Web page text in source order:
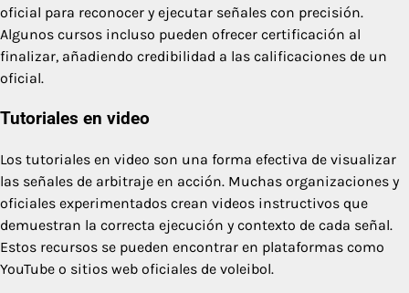
oficial para reconocer y ejecutar señales con precisión.
Algunos cursos incluso pueden ofrecer certificación al
finalizar, añadiendo credibilidad a las calificaciones de un
oficial.
Tutoriales en video
Los tutoriales en video son una forma efectiva de visualizar
las señales de arbitraje en acción. Muchas organizaciones y
oficiales experimentados crean videos instructivos que
demuestran la correcta ejecución y contexto de cada señal.
Estos recursos se pueden encontrar en plataformas como
YouTube o sitios web oficiales de voleibol.